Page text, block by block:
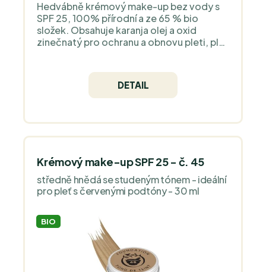
Hedvábně krémový make-up bez vody s
SPF 25, 100% přírodní a ze 65 % bio
složek. Obsahuje karanja olej a oxid
zinečnatý pro ochranu a obnovu pleti, plus
parfemace. Ideální i pro citlivou pleť se
sklony k ekzému či růžovce.
DETAIL
Krémový make-up SPF 25 - č. 45
středně hnědá se studeným tónem - ideální
pro pleť s červenými podtóny - 30 ml
BIO